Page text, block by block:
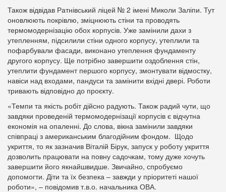
Також відвідав Ратнівський ліцей № 2 імені Миколи Заліпи. Тут
оновлюють покрівлю, зміцнюють стіни та проводять
термомодернізацію обох корпусів. Уже замінили дахи з
утепленням, підсилили стіни одного корпусу, утеплили та
пофарбували фасади, виконано утеплення фундаменту
другого корпусу. Ще потрібно завершити оздоблення стін,
утеплити фундамент першого корпусу, змонтувати відмостку,
навіси над входами, пандуси та замінити вхідні двері. Роботи
тривають відповідно до проєкту.
«Темпи та якість робіт дійсно радують. Також радий чути, що
завдяки проведеній термомодернізації корпусів є відчутна
економія на опаленні. До слова, вікна замінили завдяки
співпраці з американським благодійним фондом. Щодо
укриття, то як зазначив Віталій Бірук, запуск у роботу укриття
дозволить працювати на повну садочкам, тому дуже хочуть
завершити його якнайшвидше. Звичайно, спробуємо
допомогти. Діти та їх безпека – завжди у пріоритеті нашої
роботи», – повідомив т.в.о. начальника ОВА.